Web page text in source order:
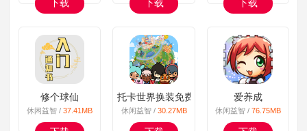
下载 下载 下载
修个球仙
休闲益智 / 37.41MB
托卡世界换装免费
休闲益智 / 30.27MB
爱养成
休闲益智 /76.75MB